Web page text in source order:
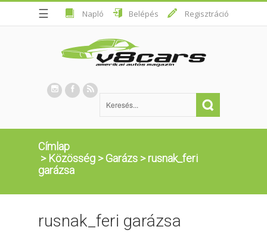
☰ Napló Belépés Regisztráció
Címlap
> Közösség >Garázs >rusnak_feri
garázsa
rusnak_feri garázsa